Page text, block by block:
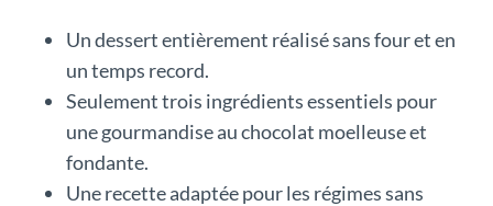
Un dessert entièrement réalisé sans four et en
un temps record.
Seulement trois ingrédients essentiels pour
une gourmandise au chocolat moelleuse et
fondante.
Une recette adaptée pour les régimes sans